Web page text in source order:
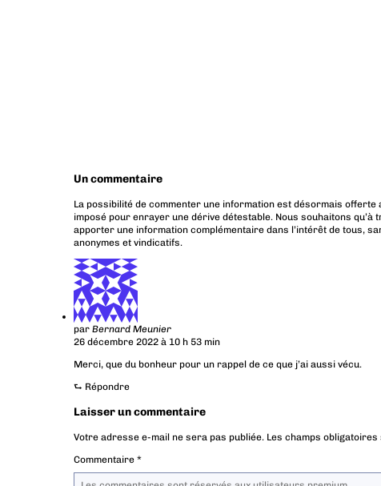
Un commentaire
La possibilité de commenter une information est désormais offerte
imposé pour enrayer une dérive détestable. Nous souhaitons
apporter une information complémentaire dans l’intérêt de tous,
anonymes et vindicatifs.
par Bernard Meunier
26 décembre 2022 à 10 h 53 min
Merci, que du bonheur pour un rappel de ce que j’ai aussi vécu.
⮑ Répondre
Laisser un commentaire
Votre adresse e-mail ne sera pas publiée. Les champs obligatoires
Commentaire *